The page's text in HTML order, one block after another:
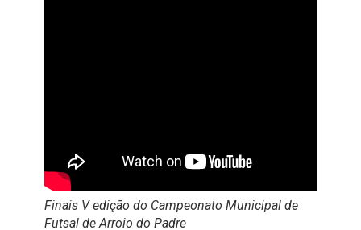
Finais V edição do Campeonato Municipal de
Futsal de Arroio do Padre